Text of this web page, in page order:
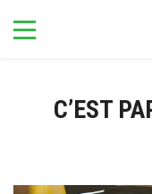
C’EST